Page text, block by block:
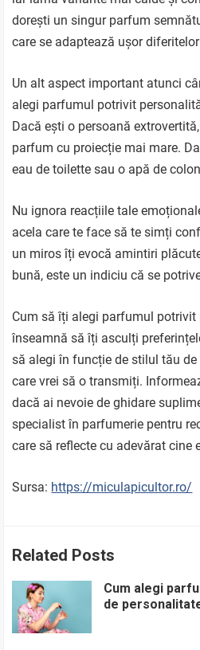
dorești un singur parfum
care se adaptează ușor
Un alt aspect important atunci
alegi parfumul potrivit
Dacă ești o persoană
parfum cu proiecție mai mare.
eau de toilette sau o apă de
Nu ignora reacțiile tale
acela care te face să te simți
un miros îți evocă amintiri
bună, este un indiciu că se
Cum să îți alegi parfumul
înseamnă să îți asculți
să alegi în funcție de stilul tău
care vrei să o transmiți.
dacă ai nevoie de ghidare
specialist în parfumerie pentru
care să reflecte cu adevărat cine
Sursa: https://miculapicultor.ro/
Related Posts
Cum alegi
de